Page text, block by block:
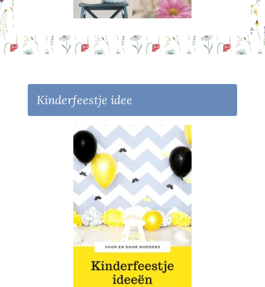
Kinderfeestje idee